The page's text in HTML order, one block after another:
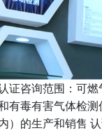
证咨询范围：可燃
有毒有害气体检测
）的生产和销售